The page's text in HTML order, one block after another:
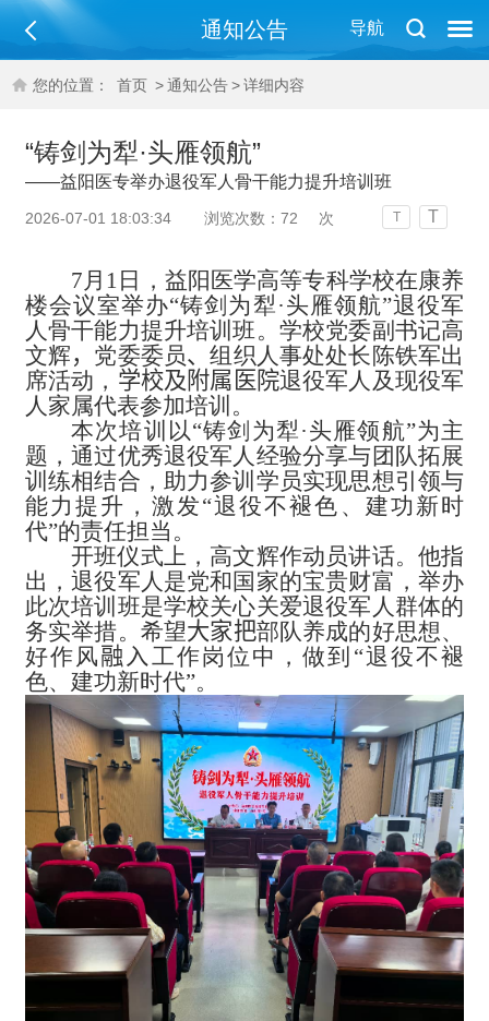
导航
通知公告
您的位置： 首页 >通知公告>详细内容
“铸剑为犁·头雁领航”
——益阳医专举办退役军人骨干能力提升培训班
2026-07-01 18:03:34 浏览次数： 72 次 T T
7月1日，益阳医学高等专科学校在康养
楼会议室举办“铸剑为犁·头雁领航”退役军
人骨干能力提升培训班。学校党委副书记高
文辉， 党委委员、组织人事处处长陈铁军出
席活动， 学校及附属医院退役军人及现役军
人家属代表参加培训。
本次培训以“铸剑为犁·头雁领航”为主
题，通过优秀退役军人经验分享与团队拓展
训练相结合，助力参训学员实现思想引领与
能力提升，激发“退役不褪色、建功新时
代”的责任担当。
开班仪式上，高文辉作动员讲话。他指
出，退役军人是党和国家的宝贵财富，举办
此次培训班是学校关心关爱退役军人群体的
务实举措。希望大家把部队养成的好思想、
好作风融入工作岗位中，做到“退役不褪
色、建功新时代”。